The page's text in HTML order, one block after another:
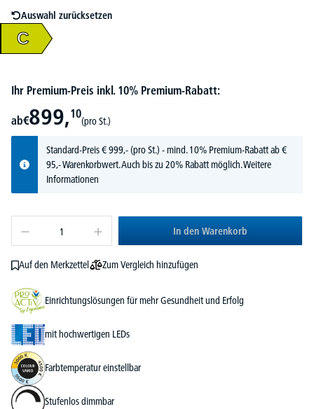
Auswahl zurücksetzen
C
Ihr Premium-Preis inkl. 10% Premium-Rabatt:
ab€899,10
(pro St.)
Standard-Preis€999,-(pro St.) - mind. 10% Premium-Rabatt ab €
95,- Warenkorbwert. Auch bis zu 20% Rabatt möglich.Weitere
Informationen
In den Warenkorb
Auf den Merkzettel Zum Vergleich hinzufügen
Einrichtungslösungen für mehr Gesundheit und Erfolg
mit hochwertigen LEDs
Farbtemperatur einstellbar
Stufenlos dimmbar